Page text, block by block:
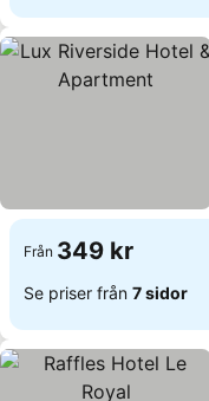
Från 349 kr
Se priser från 7 sidor